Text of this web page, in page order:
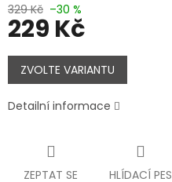
329 Kč –30 %
229 Kč
Měrná
cena:
ZVOLTE VARIANTU
Detailní informace
ZEPTAT SE HLÍDACÍ PES